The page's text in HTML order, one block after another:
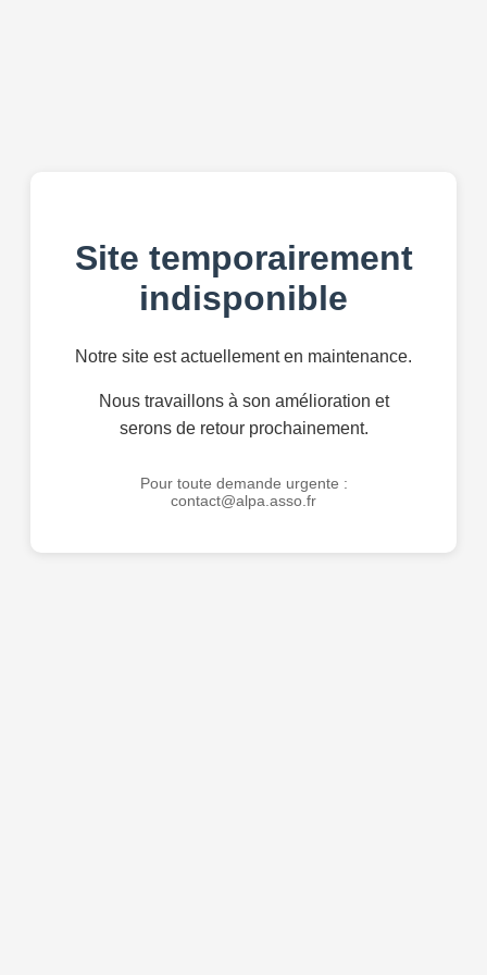
Site temporairement
indisponible
Notre site est actuellement en maintenance.
Nous travaillons à son amélioration et
serons de retour prochainement.
Pour toute demande urgente :
contact@alpa.asso.fr